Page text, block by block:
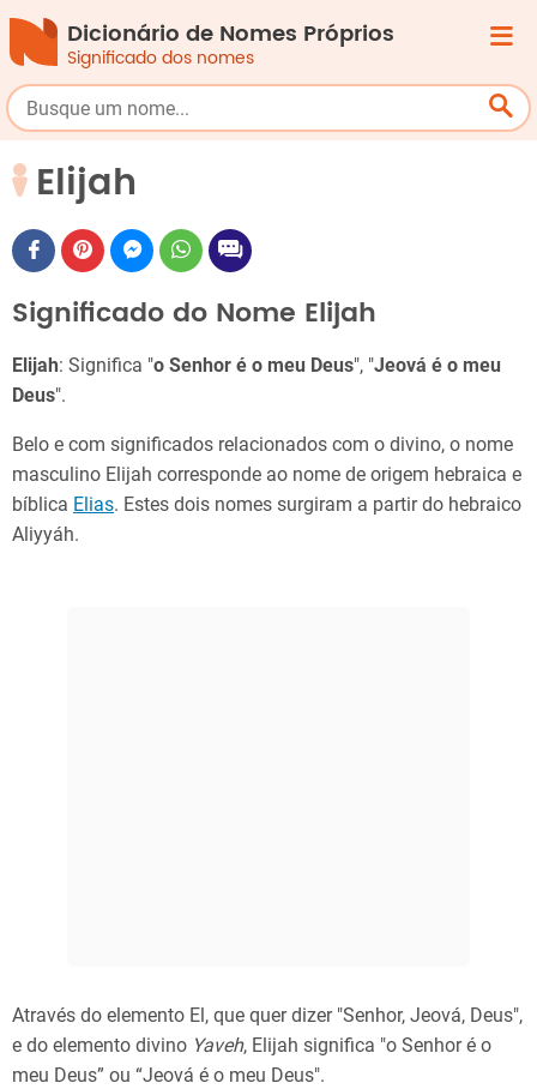
Dicionário de Nomes Próprios
Significado dos nomes
Elijah
Significado do Nome Elijah
Elijah: Significa "o Senhor é o meu Deus", "Jeová é o meu
Deus".
Belo e com significados relacionados com o divino, o nome
masculino Elijah corresponde ao nome de origem hebraica e
bíblica Elias. Estes dois nomes surgiram a partir do hebraico
Aliyyáh.
Através do elemento El, que quer dizer "Senhor, Jeová, Deus",
e do elemento divino Yaveh, Elijah significa "o Senhor é o
meu Deus” ou “Jeová é o meu Deus".